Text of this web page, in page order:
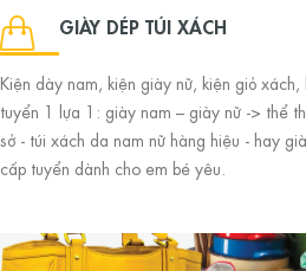
GIÀY DÉP TÚI XÁCH
Kiện dày nam, kiện giày nữ, kiện giỏ xách,
tuyển 1 lựa 1: giày nam – giày nữ -> thể
sở - túi xách da nam nữ hàng hiệu - hay
cấp tuyển dành cho em bé yêu.